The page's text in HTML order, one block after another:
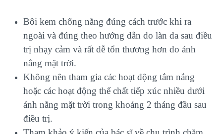
Bôi kem chống nắng đúng cách trước khi ra
ngoài và đúng theo hướng dẫn do làn da sau điều
trị nhạy cảm và rất dễ tổn thương hơn do ánh
nắng mặt trời.
Không nên tham gia các hoạt động tắm nắng
hoặc các hoạt động thể chất tiếp xúc nhiều dưới
ánh nắng mặt trời trong khoảng 2 tháng đầu sau
điều trị.